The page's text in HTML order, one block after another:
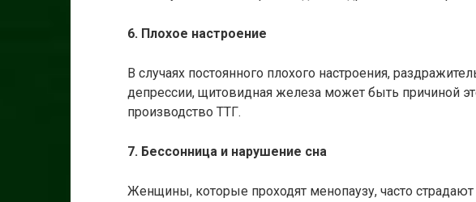
6. Плохое настроение
В случаях постоянного плохого настроения,
депрессии, щитовидная железа может быть причиной
производство ТТГ.
7. Бессонница и нарушение сна
Женщины, которые проходят менопаузу, часто